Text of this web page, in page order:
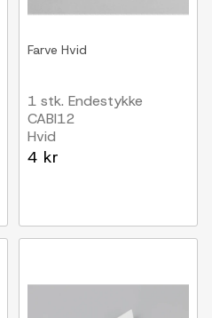
Farve Hvid
1 stk. Endestykke
CABI12
Hvid
4 kr